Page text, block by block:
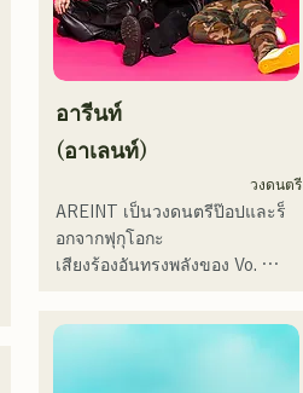
×serendipity"でラジオDJを務め
る。
またアーティストの傍、モデル
界的有名なオーディション番組
「ブリテンズゴットタレント」
ペインのゴットタレントでもゴ
ールデンブザーを獲得した、ノ
ボせもんなべの応援歌「ゴール
時代の心友とコライトした本格
อารีนท์
(อาเลนท์)
วงดนตรี
AREINT เป็นวงดนตรีป๊อปและร็
อกจากฟุกุโอกะ
เสียงร้องอันทรงพลังของ Vo.